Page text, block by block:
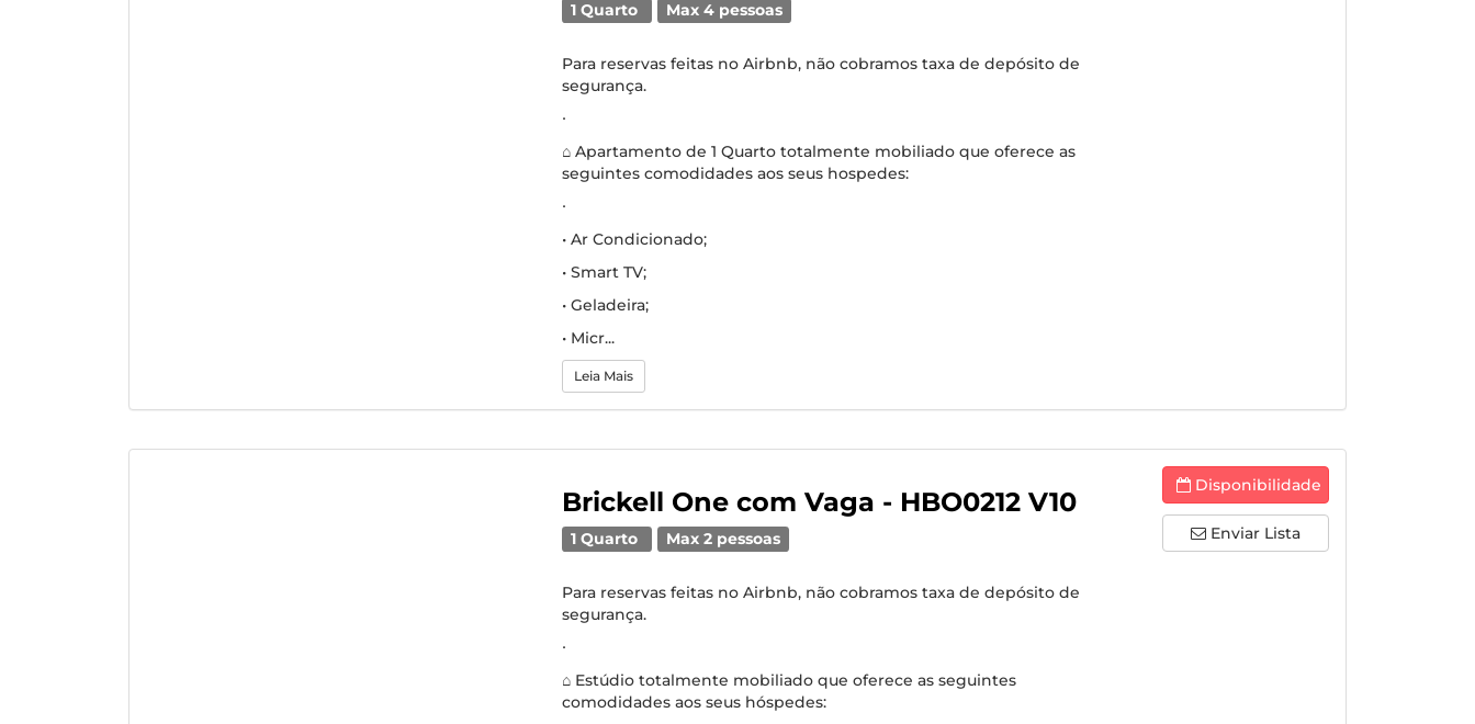
1 Quarto Max 4 pessoas
Para reservas feitas no Airbnb, não cobramos taxa de depósito de
segurança.
∙
⌂ Apartamento de 1 Quarto totalmente mobiliado que oferece as
seguintes comodidades aos seus hospedes:
∙
• Ar Condicionado;
• Smart TV;
• Geladeira;
• Micr...
Leia Mais
Brickell One com Vaga - HBO0212 V10
1 Quarto Max 2 pessoas
Para reservas feitas no Airbnb, não cobramos taxa de depósito de
segurança.
∙
⌂ Estúdio totalmente mobiliado que oferece as seguintes
comodidades aos seus hóspedes:
Disponibilidade
Enviar Lista